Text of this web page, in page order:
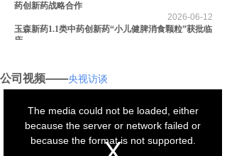
药创新药战略合作
2026-06-12
玉森新药1.1类中药创新药“小儿健脾消食颗粒”获批临
床
公司视频——央视访谈